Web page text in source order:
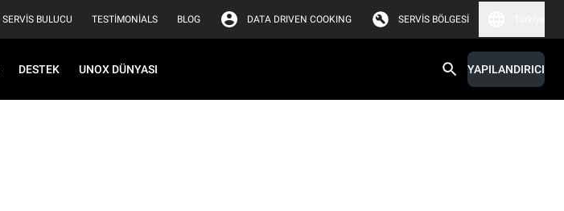
SERVIS BULUCU TESTIMONIALS BLOG DATA DRIVEN COOKING SERVIS BÖLGESI
DESTEK UNOX DÜNYASI YAPILANDIRICI